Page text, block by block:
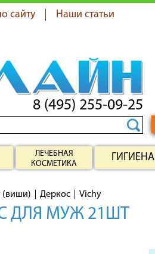
сайту Наши статьи
8 (495) 255-09-25
ЛЕЧЕБНАЯ
КОСМЕТИКА
ГИГИЕНА
(виши) Деркос Vichy
ДЛЯ МУЖ 21ШТ